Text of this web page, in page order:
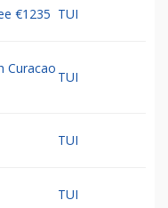
€1235 TUI
Curacao
TUI
TUI
TUI